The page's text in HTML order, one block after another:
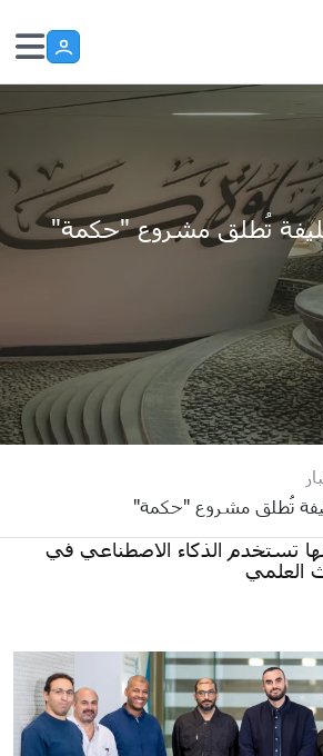
تُطلق مشروع "حكمة"
تُطلق مشروع "حكمة"
تستخدم الذكاء الاصطناعي في
العلمي